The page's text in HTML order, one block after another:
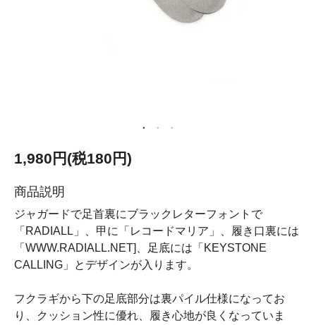
1,980円(税180円)
商品説明
ジャガードで足首裏にブラックレターフォントで
「RADIALL」、甲に「レコードマリア」、履き口裏には
「WWW.RADIALL.NET]、足底には「KEYSTONE
CALLING」とデザインが入ります。
フクラギから下の足底部分は裏パイル仕様になってお
り、クッション性に優れ、履き心地が良くなっていま